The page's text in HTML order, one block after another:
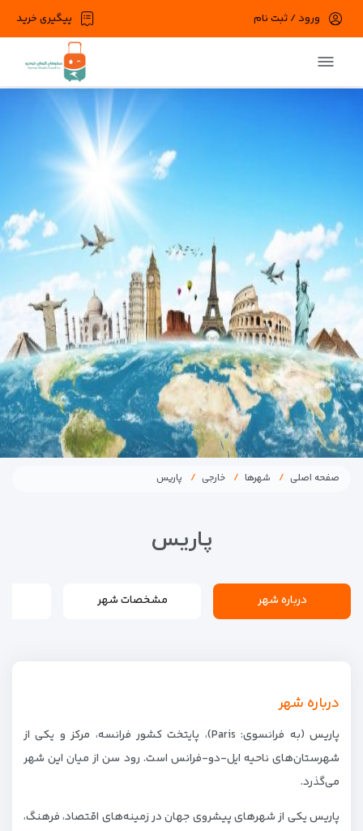
در حال حاضر ارتباط با سرور قطع می باشد لطفا
پیگیری خرید ورود / ثبت نام
صفحه اصلی شهرها خارجی پاریس
پاریس
درباره شهر مشخصات شهر
درباره شهر
پاریس (به فرانسوی: Paris)، پایتخت کشور فرانسه، مرکز و یکی از
شهرستان‌های ناحیه ایل-دو-فرانس است. رود سن از میان این شهر
می‌گذرد.
پاریس یکی از شهرهای پیشروی جهان در زمینه‌های اقتصاد، فرهنگ،